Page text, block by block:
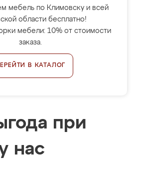
мебель по Климовску и всей
области бесплатно!
мебели: 10% от стоимости
заказа.
В КАТАЛОГ
при
нас